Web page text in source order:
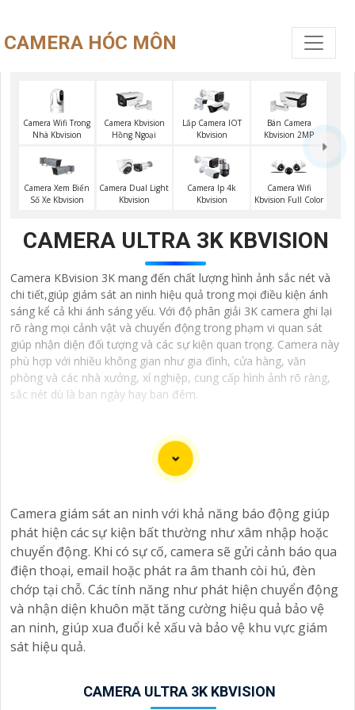
CAMERA HÓC MÔN
Camera Wifi Trong
Nhà Kbvision
Camera Kbvision
Hồng Ngoại
Lắp Camera IOT
Kbvision
Bán Camera
Kbvision 2MP
Camera Xem Biển
Số Xe Kbvision
Camera Dual Light
Kbvision
Camera Ip 4k
Kbvision
Camera Wifi
Kbvision Full Color
CAMERA ULTRA 3K KBVISION
Camera KBvision 3K mang đến chất lượng hình ảnh sắc nét và
chi tiết,giúp giám sát an ninh hiệu quả trong mọi điều kiện ánh
sáng kể cả khi ánh sáng yếu. Với độ phân giải 3K camera ghi lại
rõ ràng mọi cảnh vật và chuyển động trong phạm vi quan sát
giúp nhận diện đối tượng và các sự kiện quan trọng. Camera này
phù hợp với nhiều không gian như gia đình, cửa hàng, văn
phòng và các nhà xưởng, xí nghiệp, cung cấp hình ảnh rõ ràng,
sắc nét dù là ban ngày hay ban đêm.
Chào bạn, dưới đây là một số câu giới thiệu cho việc
phù hợp trong ngữ cảnh của một đại lý công nghệ:
🛃1:"Chào anh/chị! Bạn đang tìm kiếm Camera Kbvision
với chiết khấu hấp dẫn? Hãy đến với chúng tôi để nhận
ưu đãi đặc biệt và được tư vấn về giải pháp chính xác
nhất cho nhu cầu an ninh của bạn!"
️🏅️ 2:"Bạn muốn mua Camera Kbvision với giá ưu đãi và
giải pháp phù hợp? Liên hệ ngay với chúng tôi để được
hỗ trợ tốt nhất từ đội ngũ chuyên gia có kinh nghiệm!"
chính hãng với chiết khấu cao nhất trên thị trường. Hãy
Camera giám sát an ninh với khả năng báo động giúp
phát hiện các sự kiện bất thường như xâm nhập hoặc
chuyển động. Khi có sự cố, camera sẽ gửi cảnh báo qua
điện thoại, email hoặc phát ra âm thanh còi hú, đèn
chớp tại chỗ. Các tính năng như phát hiện chuyển động
và nhận diện khuôn mặt tăng cường hiệu quả bảo vệ
an ninh, giúp xua đuổi kẻ xấu và bảo vệ khu vực giám
sát hiệu quả.
CAMERA ULTRA 3K KBVISION